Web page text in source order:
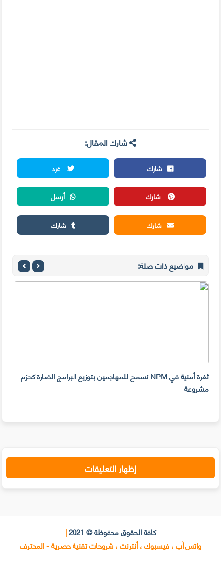
شارك المقال:
شارك
غرد
شارك
أرسل
شارك
شارك
مواضيع ذات صلة:
ثغرة أمنية في NPM تسمح للمهاجمين بتوزيع البرامج الضارة كحزم
مشروعة
إظهار التعليقات
كافة الحقوق محفوظة © 2021 |
واتس آب ، فيسبوك ، أنترنت ، شروحات تقنية حصرية - المحترف